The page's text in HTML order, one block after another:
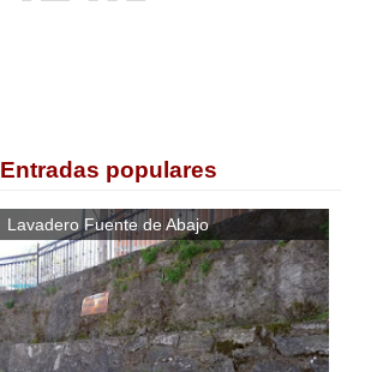
Entradas populares
Lavadero Fuente de Abajo